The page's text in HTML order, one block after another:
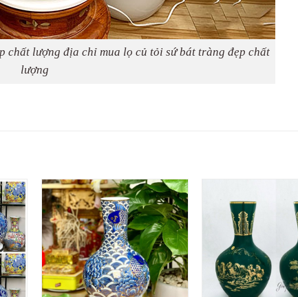
chất lượng địa chỉ mua lọ củ tỏi sứ bát tràng đẹp chất
lượng